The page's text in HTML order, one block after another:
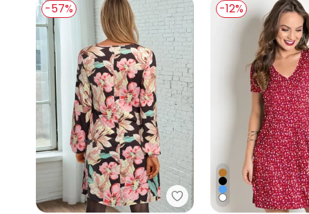
-57%
bonprix - Vestido
-12%